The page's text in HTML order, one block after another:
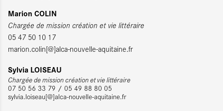
Marion COLIN
Chargée de mission création et vie littéraire
05 47 50 10 17
marion.colin[@]alca-nouvelle-aquitaine.fr
Sylvia LOISEAU
Chargée de mission création et vie littéraire
07 50 56 33 79 / 05 49 88 80 05
sylvia.loiseau[@]alca-nouvelle-aquitaine.fr